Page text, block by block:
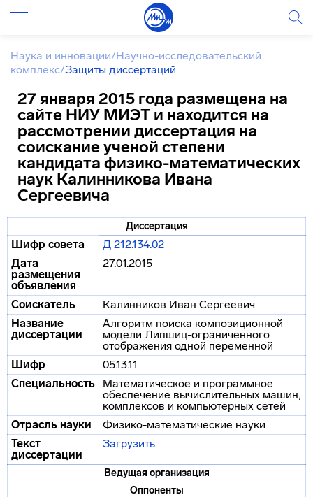
Наука и инновации/Научно-исследовательский
комплекс/Защиты диссертаций
27 января 2015 года размещена на
сайте НИУ МИЭТ и находится на
рассмотрении диссертация на
соискание ученой степени
кандидата физико-математических
наук Калинникова Ивана
Сергеевича
Диссертация
Шифр совета
Д 212.134.02
Дата
размещения
объявления
27.01.2015
Соискатель
Калинников Иван Сергеевич
Название
диссертации
Алгоритм поиска композиционной
модели Липшиц-ограниченного
отображения одной переменной
Шифр
05.13.11
Специальность
Математическое и программное
обеспечение вычислительных машин,
комплексов и компьютерных сетей
Отрасль науки
Физико-математические науки
Текст
диссертации
Загрузить
Ведущая организация
Оппоненты